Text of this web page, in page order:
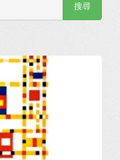
搜尋